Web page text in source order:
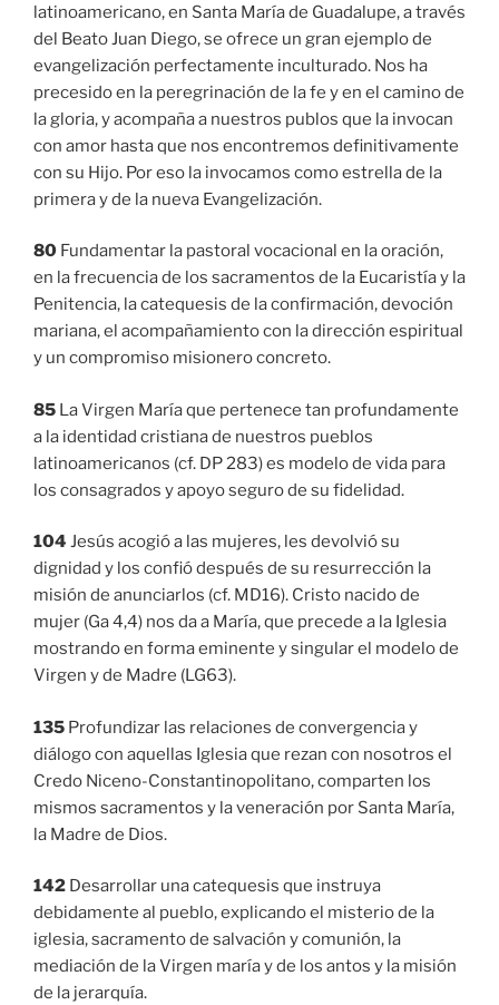
latinoamericano, en Santa María de Guadalupe, a través
del Beato Juan Diego, se ofrece un gran ejemplo de
evangelización perfectamente inculturado. Nos ha
precesido en la peregrinación de la fe y en el camino de
la gloria, y acompaña a nuestros publos que la invocan
con amor hasta que nos encontremos definitivamente
con su Hijo. Por eso la invocamos como estrella de la
primera y de la nueva Evangelización.
80 Fundamentar la pastoral vocacional en la oración,
en la frecuencia de los sacramentos de la Eucaristía y la
Penitencia, la catequesis de la confirmación, devoción
mariana, el acompañamiento con la dirección espiritual
y un compromiso misionero concreto.
85 La Virgen María que pertenece tan profundamente
a la identidad cristiana de nuestros pueblos
latinoamericanos (cf. DP 283) es modelo de vida para
los consagrados y apoyo seguro de su fidelidad.
104 Jesús acogió a las mujeres, les devolvió su
dignidad y los confió después de su resurrección la
misión de anunciarlos (cf. MD16). Cristo nacido de
mujer (Ga 4,4) nos da a María, que precede a la Iglesia
mostrando en forma eminente y singular el modelo de
Virgen y de Madre (LG63).
135 Profundizar las relaciones de convergencia y
diálogo con aquellas Iglesia que rezan con nosotros el
Credo Niceno-Constantinopolitano, comparten los
mismos sacramentos y la veneración por Santa María,
la Madre de Dios.
142 Desarrollar una catequesis que instruya
debidamente al pueblo, explicando el misterio de la
iglesia, sacramento de salvación y comunión, la
mediación de la Virgen maría y de los antos y la misión
de la jerarquía.